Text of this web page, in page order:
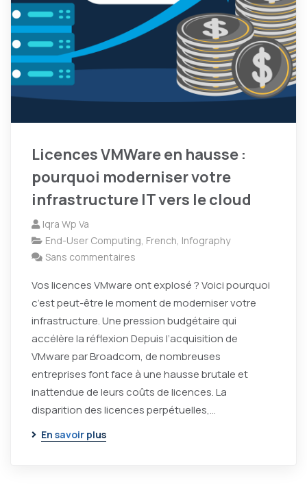
Licences VMWare en hausse :
pourquoi moderniser votre
infrastructure IT vers le cloud
Iqra Wp Va
End-User Computing, French, Infography
Sans commentaires
Vos licences VMware ont explosé ? Voici pourquoi
c’est peut-être le moment de moderniser votre
infrastructure. Une pression budgétaire qui
accélère la réflexion Depuis l’acquisition de
VMware par Broadcom, de nombreuses
entreprises font face à une hausse brutale et
inattendue de leurs coûts de licences. La
disparition des licences perpétuelles,…
En savoir plus